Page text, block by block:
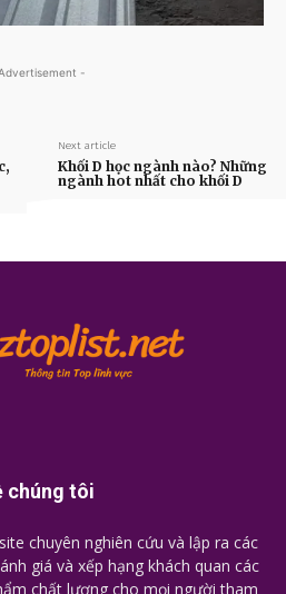
-
Next article
Khối D học ngành nào? Những
ngành hot nhất cho khối D
chúng tôi
chuyên nghiên cứu và lập ra các
giá và xếp hạng khách quan các
chất lượng cho mọi người tham